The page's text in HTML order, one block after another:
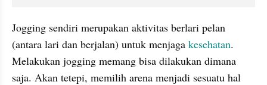
Jogging sendiri merupakan aktivitas berlari pelan
(antara lari dan berjalan) untuk menjaga kesehatan.
Melakukan jogging memang bisa dilakukan dimana
saja. Akan tetepi, memilih arena menjadi sesuatu hal